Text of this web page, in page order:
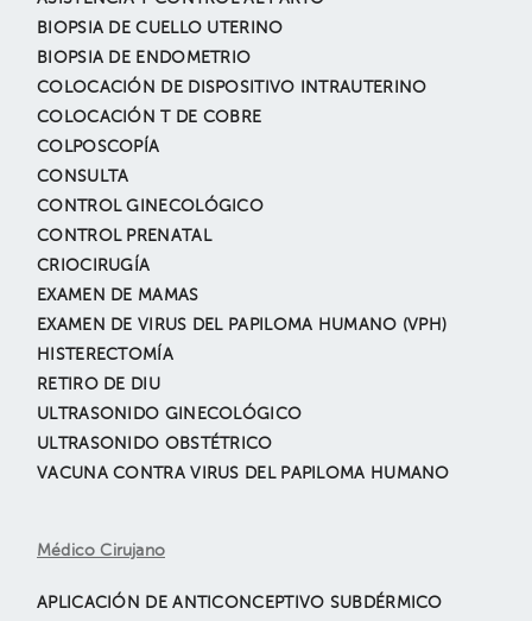
BIOPSIA DE CUELLO UTERINO
BIOPSIA DE ENDOMETRIO
COLOCACIÓN DE DISPOSITIVO INTRAUTERINO
COLOCACIÓN T DE COBRE
COLPOSCOPÍA
CONSULTA
CONTROL GINECOLÓGICO
CONTROL PRENATAL
CRIOCIRUGÍA
EXAMEN DE MAMAS
EXAMEN DE VIRUS DEL PAPILOMA HUMANO (VPH)
HISTERECTOMÍA
RETIRO DE DIU
ULTRASONIDO GINECOLÓGICO
ULTRASONIDO OBSTÉTRICO
VACUNA CONTRA VIRUS DEL PAPILOMA HUMANO
Médico Cirujano
APLICACIÓN DE ANTICONCEPTIVO SUBDÉRMICO